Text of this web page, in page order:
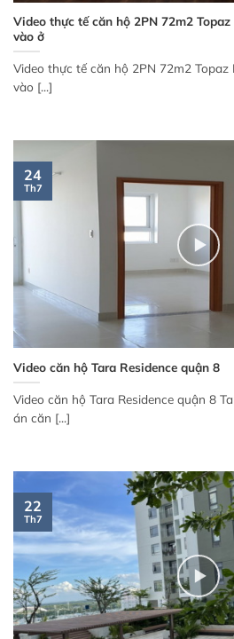
Video thực tế căn hộ 2PN 72m2
vào ở
Video thực tế căn hộ 2PN 72m2 Topaz
vào [...]
Video căn hộ Tara Residence quận 8
Video căn hộ Tara Residence quận 8
án căn [...]
24
Th7
22
Th7